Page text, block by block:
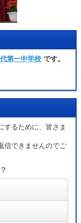
第一中学校 です。
するために、皆さま
信できませんのでご